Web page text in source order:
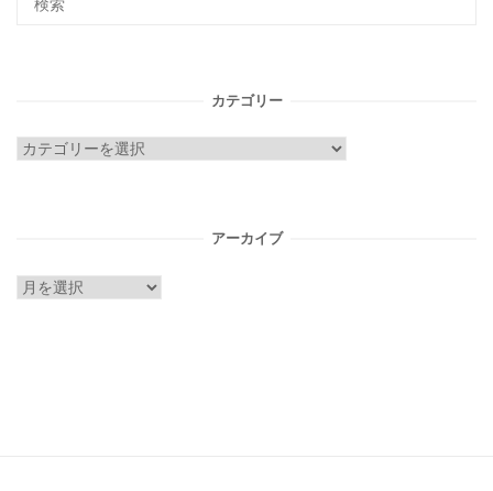
カテゴリー
カ
アーカイブ
ア